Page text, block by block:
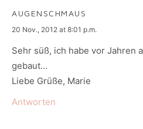
AUGENSCHMAUS
says:
20 Nov., 2012 at 8:01 p.m.
Sehr süß, ich habe vor Jahren
gebaut…
Liebe Grüße, Marie
Antworten